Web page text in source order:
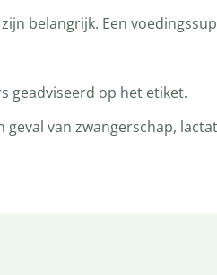
belangrijk. Een
geadviseerd op het etiket.
van zwangerschap,